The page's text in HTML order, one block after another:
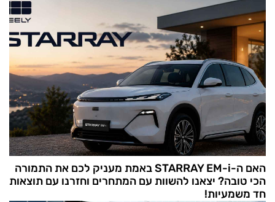
האם ה-STARRAY EM-i באמת מעניק לכם את התמורה
הכי טובה? יצאנו להשוות עם המתחרים וחזרנו עם תוצאות
חד משמעיות!